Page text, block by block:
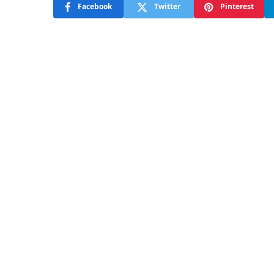
Facebook Twitter Pinterest